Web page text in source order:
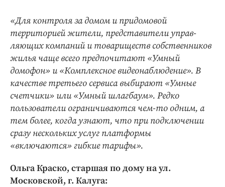
«Для контроля за домом и придомовой
территорией жители, представители управ-
ляющих компаний и товариществ собственников
жилья чаще всего предпочитают «Умный
домофон» и «Комплексное видеонаблюдение». В
качестве третьего сервиса выбирают «Умные
счетчики» или «Умный шлагбаум». Редко
пользователи ограничиваются чем-то одним, а
тем более, когда узнают, что при подключении
сразу нескольких услуг платформы
«включаются» гибкие тарифы».
Ольга Краско, старшая по дому на ул.
Московской, г. Калуга: